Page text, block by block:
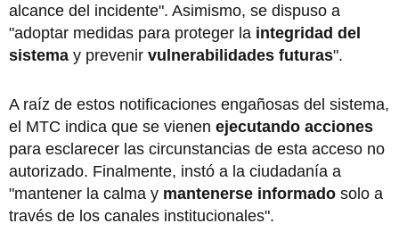
alcance del incidente". Asimismo, se dispuso a
"adoptar medidas para proteger la integridad del
sistema y prevenir vulnerabilidades futuras".
A raíz de estos notificaciones engañosas del sistema,
el MTC indica que se vienen ejecutando acciones
para esclarecer las circunstancias de esta acceso no
autorizado. Finalmente, instó a la ciudadanía a
"mantener la calma y mantenerse informado solo a
través de los canales institucionales".